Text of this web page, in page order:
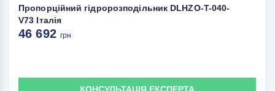
Пропорційний гідророзподільник DLHZO-T-040-
V73 Італія
46 692грн